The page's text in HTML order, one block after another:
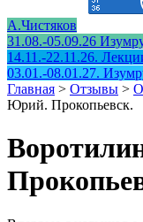
А.Чистяков
31.08.-05.09.26
14.11.-22.11.26.
03.01.-08.01.27.
Главная > Отзывы >
Юрий. Прокопьевск.